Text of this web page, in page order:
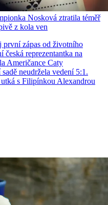
Nosková ztratila téměř
z kola ven
první zápas od životního
reprezentantka na
Američance Caty
neudržela vedení 5:1.
s Filipínkou Alexandrou